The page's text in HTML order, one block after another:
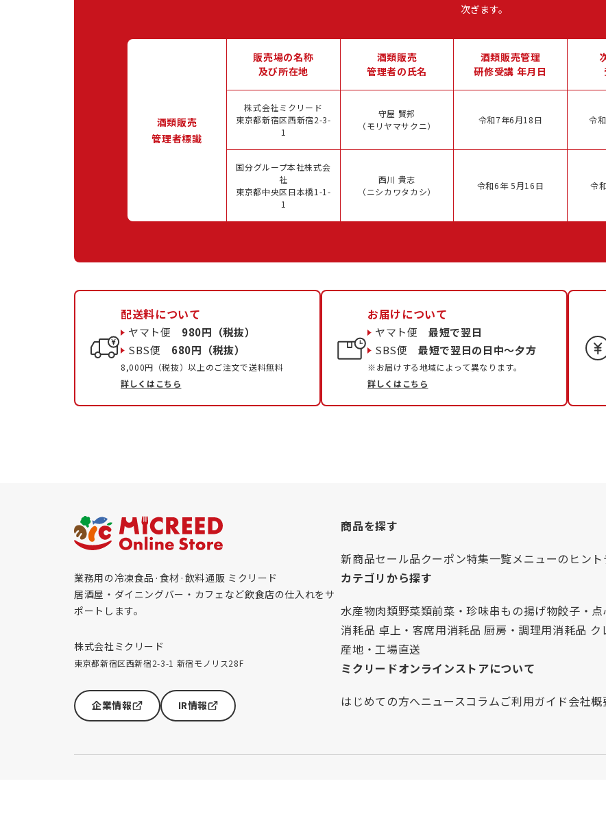
次ぎます。
酒類販売
管理者標識
販売場の名称
及び所在地
酒類販売
管理者の氏名
酒類販売管理
研修受講 年月日
株式会社ミクリード
東京都新宿区西新宿2-3-
1
守屋 賢邦
（モリヤマサクニ）
令和7年6月18日 令
国分グループ本社株式会
社
東京都中央区日本橋1-1-
1
西川 貴志
（ニシカワタカシ）
令和6年 5月16日 令
配送料について
ヤマト便 980円（税抜）
SBS便 680円（税抜）
8,000円（税抜）以上のご注文で送料無料
詳しくはこちら
お届けについて
ヤマト便最短で翌日
SBS便最短で翌日の日中〜夕方
※お届けする地域によって異なります。
詳しくはこちら
業務用の冷凍食品·食材·飲料通販 ミクリード
居酒屋・ダイニングバー・カフェなど飲食店の仕入れをサ
ポートします。
株式会社ミクリード
東京都新宿区西新宿2-3-1 新宿モノリス28F
企業情報 IR情報
商品を探す
新商品セール品クーポン特集一覧メニューのヒント
カテゴリから探す
水産物肉類野菜類前菜・珍味串もの揚げ物餃子・点
消耗品 卓上・客席用消耗品 厨房・調理用消耗品 ク
産地・工場直送
ミクリードオンラインストアについて
はじめての方へニュースコラムご利用ガイド会社概